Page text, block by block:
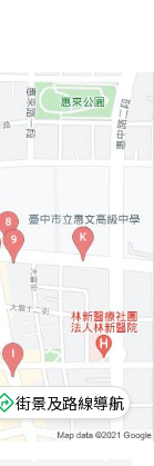
街景及路線導航